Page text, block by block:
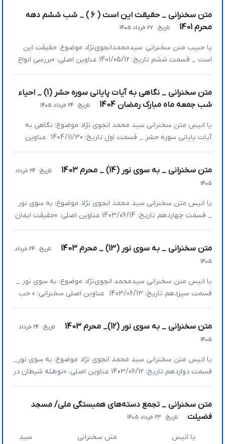
»ما نمی‌توانیم خدا را بشناسیم چون خدا بی‌نهایت است امشب در
ادامه […]
متن سخنرانی _ حقیقت این است ( 6 ) _ شب ششم دهه
محرم 1401
تاریخ: 27 خرداد 1405
یا حبیب متن سخنرانی سیدمحمدانجوی‌نژاد موضوع: حقیقت این
است _ قسمت ششم تاریخ: 1401/05/12 عناوین اصلی: »بررسی انواع
نگرش نسبت‌به زندگی »سرفصل‌های لذت‌های دنیا از دید
زندگی در ادامه بحث حقیقت این است امشب به بحث حقیقت
زندگی نگاهی می‌کنیم. خیلی کاری به تاریخ نگاه […]
متن سخنرانی _ نگاهی به آیات پایانی سوره حشر (1) _ احیاء
شب جمعه ماه مبارک رمضان 1404
تاریخ: 24 خرداد 1405
یا انیس متن سخنرانی سید محمد انجوی نژاد موضوع: نگاهی به
آیات پایانی سوره حشر _ قسمت اول تاریخ: 1404/11/30 عناوین
اصلی سخنرانی: » چگونه می‌توانیم وارد حیات روحانی شویم؟ » آن
روز اعمالتان را حساب و کتاب کنید که برای […]
متن سخنرانی _ به سوی نور (14) _ محرم 1403 تاریخ:
24 خرداد
1405
یا انیس متن سخنرانی سید محمد انجوی نژاد موضوع: به سوی نور
_ قسمت چهاردهم تاریخ: 1403/06/14 عناوین اصلی: »حقیقت ایمان
چیست؟ »میانگری در توانگری »صدق، مهم‌ترین خصوصیت وَرَع
قسمت آخر بحث به سوی نور را ان‌شاءالله امروز خدمتتان داریم.
اشاره‌ای به قسمت‌های قبلی بخواهیم بکنیم، […]
متن سخنرانی _ به سوی نور (13) _ محرم 1403 تاریخ:
24 خرداد
1405
یا انیس متن سخنرانی سیدمحمد انجوی‌نژاد موضوع: به سوی نور _
قسمت سیزدهم تاریخ: 1403/06/13 عناوین اصلی سخنرانی: » حب
دنیا در چه صورت مذموم است؟ » حب دنیا چگونه ایجاد می­شود؟
پردازیم. شاید یکی از سخت‌ترین […]
متن سخنرانی _ به سوی نور (12)_ محرم 1403 تاریخ:
24 خرداد
1405
یا انیس متن سخنرانی سید محمد انجوی نژاد موضوع: به سوی نور_
قسمت دوازدهم تاریخ: 1403/06/12 عناوین اصلی: »توطئه شیطان در
آخرالزمان چیست؟ »شیطان به توبه‌کنندگان کمک می‌کند که از
گناه چگونه عمل می‌کند؟ »توطئه شیطان در آخرالزمان چیست؟
در […]
متن سخنرانی _ تجمع دسته‌های همبستگی ملی/ مسجد
فضیلت
تاریخ: 23 خرداد 1405
یا انیس متن سخنرانی سید